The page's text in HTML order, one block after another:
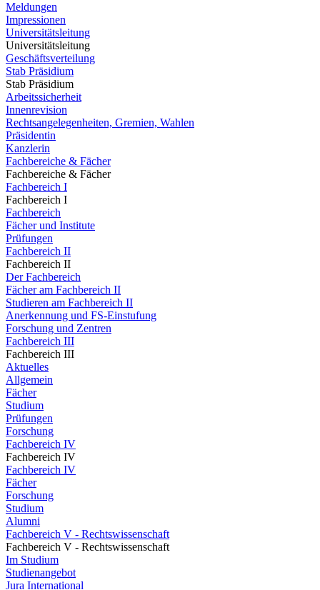
Meldungen
Impressionen
Universitätsleitung
Universitätsleitung
Geschäftsverteilung
Stab Präsidium
Stab Präsidium
Arbeitssicherheit
Innenrevision
Rechtsangelegenheiten, Gremien, Wahlen
Präsidentin
Kanzlerin
Fachbereiche & Fächer
Fachbereiche & Fächer
Fachbereich I
Fachbereich I
Fachbereich
Fächer und Institute
Prüfungen
Fachbereich II
Fachbereich II
Der Fachbereich
Fächer am Fachbereich II
Studieren am Fachbereich II
Anerkennung und FS-Einstufung
Forschung und Zentren
Fachbereich III
Fachbereich III
Aktuelles
Allgemein
Fächer
Studium
Prüfungen
Forschung
Fachbereich IV
Fachbereich IV
Fachbereich IV
Fächer
Forschung
Studium
Alumni
Fachbereich V - Rechtswissenschaft
Fachbereich V - Rechtswissenschaft
Im Studium
Studienangebot
Jura International